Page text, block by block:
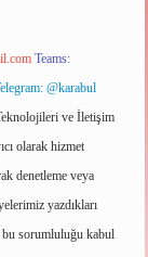
Teams:
@karabul
ve İletişim
olarak hizmet
denetleme veya
yazdıkları
sorumluluğu kabul